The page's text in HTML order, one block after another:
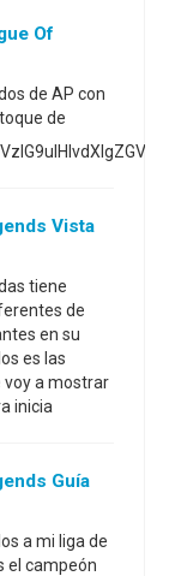
Of
de AP con
de
Vista
tiene
de
en su
es las
voy a mostrar
inicia
Guía
a mi liga de
el campeón